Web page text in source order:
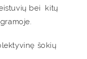
bei kitų
šokių